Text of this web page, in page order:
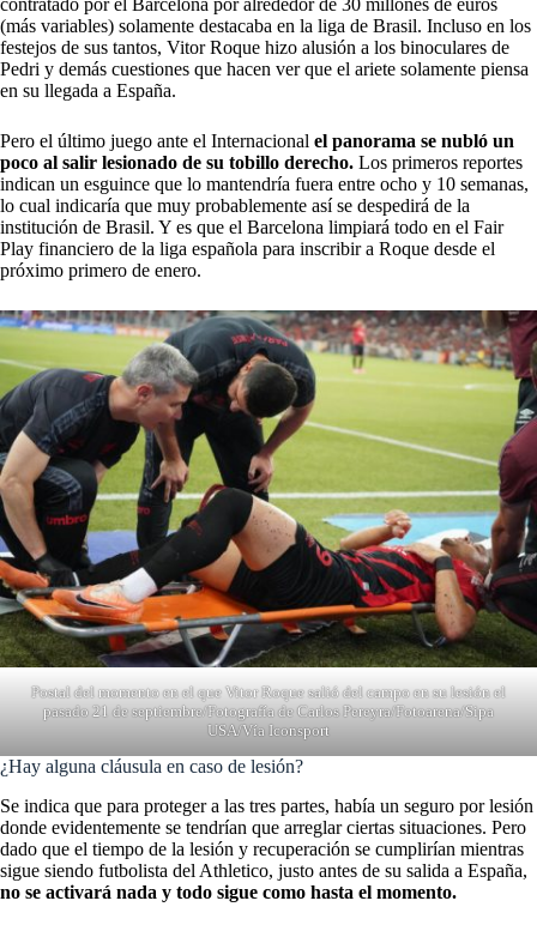
(más variables) solamente destacaba en la liga de Brasil. Incluso en los
festejos de sus tantos, Vitor Roque hizo alusión a los binoculares de
Pedri y demás cuestiones que hacen ver que el ariete solamente piensa
en su llegada a España.
Pero el último juego ante el Internacional el panorama se nubló un
poco al salir lesionado de su tobillo derecho. Los primeros reportes
indican un esguince que lo mantendría fuera entre ocho y 10 semanas,
lo cual indicaría que muy probablemente así se despedirá de la
institución de Brasil. Y es que el Barcelona limpiará todo en el Fair
Play financiero de la liga española para inscribir a Roque desde el
próximo primero de enero.
Postal del momento en el que Vitor Roque salió del campo en su lesión el
pasado 21 de septiembre/Fotografía de Carlos Pereyra/Fotoarena/Sipa
USA/Vía Iconsport
¿Hay alguna cláusula en caso de lesión?
Se indica que para proteger a las tres partes, había un seguro por lesión
donde evidentemente se tendrían que arreglar ciertas situaciones. Pero
dado que el tiempo de la lesión y recuperación se cumplirían mientras
sigue siendo futbolista del Athletico, justo antes de su salida a España,
no se activará nada y todo sigue como hasta el momento.